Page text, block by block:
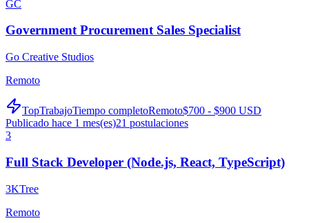
GC
Government Procurement Sales Specialist
Go Creative Studios
Remoto
TopTrabajoTiempo completoRemoto$700 - $900 USD
Publicado hace 1 mes(es)21 postulaciones
3
Full Stack Developer (Node.js, React, TypeScript)
3KTree
Remoto